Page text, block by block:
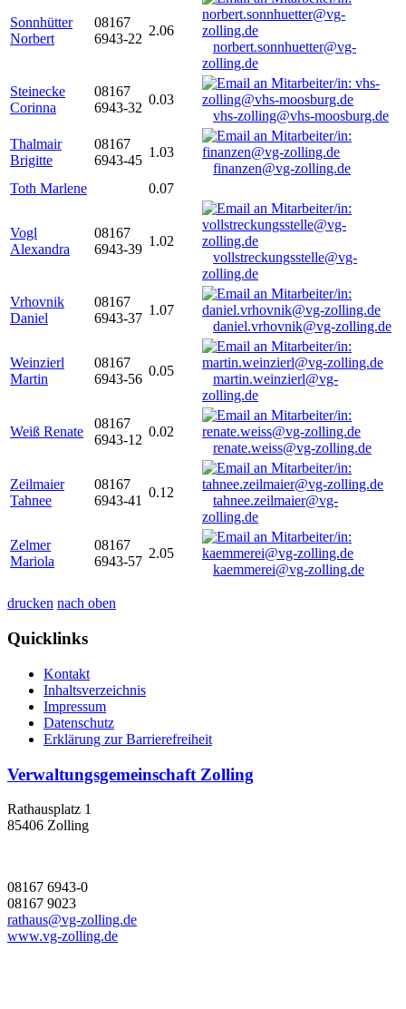
Sonnhütter
Norbert
08167
6943-22
2.06
norbert.sonnhuetter@vg-
zolling.de
Steinecke
Corinna
08167
6943-32
0.03
vhs-zolling@vhs-moosburg.de
Thalmair
Brigitte
08167
6943-45
1.03
finanzen@vg-zolling.de
Toth Marlene
0.07
Vogl
Alexandra
08167
6943-39
1.02
vollstreckungsstelle@vg-
zolling.de
Vrhovnik
Daniel
08167
6943-37
1.07
daniel.vrhovnik@vg-zolling.de
Weinzierl
Martin
08167
6943-56
0.05
martin.weinzierl@vg-
zolling.de
Weiß Renate
08167
6943-12
0.02
renate.weiss@vg-zolling.de
Zeilmaier
Tahnee
08167
6943-41
0.12
tahnee.zeilmaier@vg-
zolling.de
Zelmer
Mariola
08167
6943-57
2.05
kaemmerei@vg-zolling.de
drucken nach oben
Quicklinks
Kontakt
Inhaltsverzeichnis
Impressum
Datenschutz
Erklärung zur Barrierefreiheit
Verwaltungsgemeinschaft Zolling
Rathausplatz 1
85406 Zolling
08167 6943-0
08167 9023
rathaus@vg-zolling.de
www.vg-zolling.de